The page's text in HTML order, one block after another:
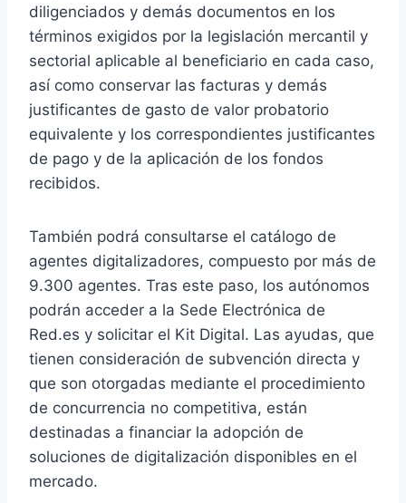
diligenciados y demás documentos en los
términos exigidos por la legislación mercantil y
sectorial aplicable al beneficiario en cada caso,
así como conservar las facturas y demás
justificantes de gasto de valor probatorio
equivalente y los correspondientes justificantes
de pago y de la aplicación de los fondos
recibidos.
También podrá consultarse el catálogo de
agentes digitalizadores, compuesto por más de
9.300 agentes. Tras este paso, los autónomos
podrán acceder a la Sede Electrónica de
Red.es y solicitar el Kit Digital. Las ayudas, que
tienen consideración de subvención directa y
que son otorgadas mediante el procedimiento
de concurrencia no competitiva, están
destinadas a financiar la adopción de
soluciones de digitalización disponibles en el
mercado.